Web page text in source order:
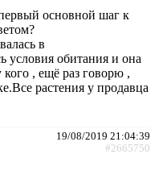
основной шаг к
в
условия обитания и она
кого , ещё раз говорю ,
растения у продавца
19/08/2019 21:04:39
#2665750